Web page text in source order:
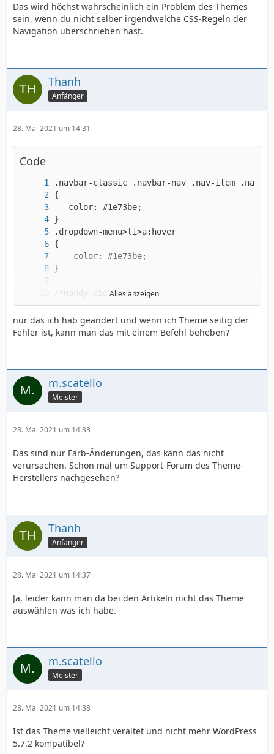
Das wird höchst wahrscheinlich ein Problem des Themes
sein, wenn du nicht selber irgendwelche CSS-Regeln der
Navigation überschrieben hast.
Thanh
Anfänger
28. Mai 2021 um 14:31
Code
}
Alles anzeigen
nur das ich hab geändert und wenn ich Theme seitig der
Fehler ist, kann man das mit einem Befehl beheben?
m.scatello
Meister
28. Mai 2021 um 14:33
Das sind nur Farb-Änderungen, das kann das nicht
verursachen. Schon mal um Support-Forum des Theme-
Herstellers nachgesehen?
Thanh
Anfänger
28. Mai 2021 um 14:37
Ja, leider kann man da bei den Artikeln nicht das Theme
auswählen was ich habe.
m.scatello
Meister
28. Mai 2021 um 14:38
Ist das Theme vielleicht veraltet und nicht mehr WordPress
5.7.2 kompatibel?